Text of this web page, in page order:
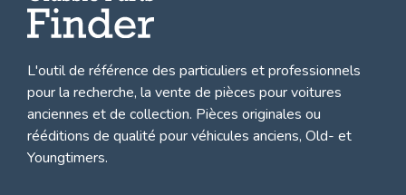
L'outil de référence des particuliers et professionnels
pour la recherche, la vente de pièces pour voitures
anciennes et de collection. Pièces originales ou
rééditions de qualité pour véhicules anciens, Old- et
Youngtimers.